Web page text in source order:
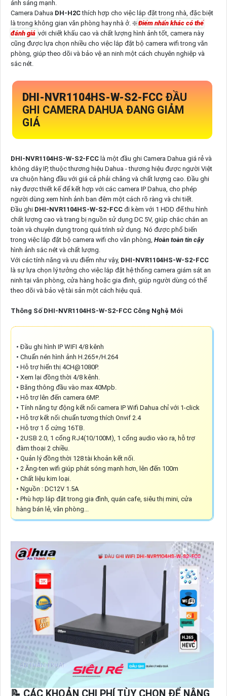
ánh sáng mạnh.
Camera Dahua DH-H2Cthích hợp cho việc lắp đặt trong nhà, đặc biệt
là trong không gian văn phòng hay nhà ở. ❇️Điểm nhấn khác có thể
đánh giá với chiết khấu cao và chất lượng hình ảnh tốt, camera này
cũng được lựa chọn nhiều cho việc lắp đặt bộ camera wifi trong văn
phòng, giúp theo dõi và bảo vệ an ninh một cách chuyên nghiệp và
sắc nét.
DHI-NVR1104HS-W-S2-FCCĐẦU
GHI CAMERA DAHUA ĐANG GIẢM
GIÁ
DHI-NVR1104HS-W-S2-FCClà một đầu ghi Camera Dahua giá rẻ và
không dây IP, thuộc thương hiệu Dahua - thương hiệu được người Việt
ưa chuộn hàng đầu với giá cả phải chăng và chất lượng cao. Đầu ghi
này được thiết kế để kết hợp với các camera IP Dahua, cho phép
người dùng xem hình ảnh ban đêm một cách rõ ràng và chi tiết.
Đầu ghi DHI-NVR1104HS-W-S2-FCCđi kèm với 1 HDD để thu hình
chất lượng cao và trang bị nguồn sử dụng DC 5V, giúp chắc chắn an
toàn và chuyên dụng trong quá trình sử dụng. Nó được phổ biến
trong việc lắp đặt bộ camera wifi cho văn phòng, Hoàn toàn tin cậy
hình ảnh sắc nét và chất lượng.
Với các tính năng và ưu điểm như vậy, DHI-NVR1104HS-W-S2-FCC
là sự lựa chọn lý tưởng cho việc lắp đặt hệ thống camera giám sát an
ninh tại văn phòng, cửa hàng hoặc gia đình, giúp người dùng có thể
theo dõi và bảo vệ tài sản một cách hiệu quả.
Thông Số DHI-NVR1104HS-W-S2-FCC Công Nghệ Mới
• Đầu ghi hình IP WIFI 4/8 kênh
• Chuẩn nén hình ảnh H.265+/H.264
• Hỗ trợ hiển thị 4CH@1080P.
• Xem lại đồng thời 4/8 kênh.
• Băng thông đầu vào max 40Mpb.
• Hỗ trợ lên đến camera 6MP.
• Tính năng tự động kết nối camera IP Wifi Dahua chỉ với 1-click
• Hỗ trợ kết nối chuẩn tương thích Onvif 2.4
• Hỗ trợ 1 ổ cứng 16TB.
• 2USB 2.0, 1 cổng RJ4(10/100M), 1 cổng audio vào ra, hỗ trợ
đàm thoại 2 chiều.
• Quản lý đồng thời 128 tài khoản kết nối.
• 2 Ăng-ten wifi giúp phát sóng mạnh hơn, lên đến 100m
• Chất liệu kim loại.
• Nguồn : DC12V 1.5A
• Phù hợp lắp đặt trong gia đình, quán cafe, siêu thị mini, cửa
hàng bán lẻ, văn phòng...